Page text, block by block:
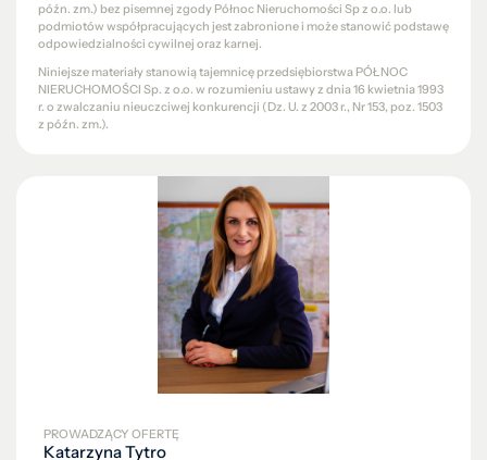
późn. zm.) bez pisemnej zgody Północ Nieruchomości Sp z o.o. lub
podmiotów współpracujących jest zabronione i może stanowić podstawę
odpowiedzialności cywilnej oraz karnej.
Niniejsze materiały stanowią tajemnicę przedsiębiorstwa PÓŁNOC
NIERUCHOMOŚCI Sp. z o.o. w rozumieniu ustawy z dnia 16 kwietnia 1993
r. o zwalczaniu nieuczciwej konkurencji (Dz. U. z 2003 r., Nr 153, poz. 1503
z późn. zm.).
PROWADZĄCY OFERTĘ
Katarzyna Tytro